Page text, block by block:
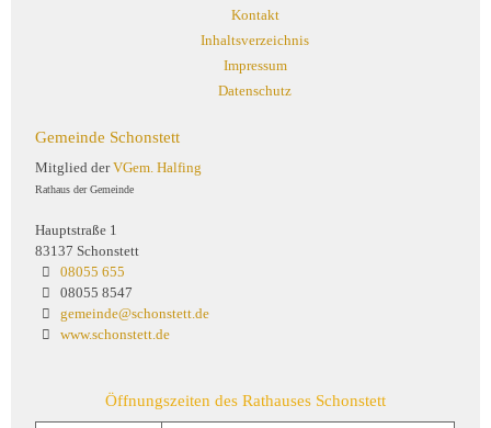
Kontakt
Inhaltsverzeichnis
Impressum
Datenschutz
Gemeinde Schonstett
Mitglied derVGem. Halfing
Rathaus der Gemeinde
Hauptstraße 1
83137 Schonstett
08055 655
08055 8547
gemeinde@schonstett.de
www.schonstett.de
Öffnungszeiten des Rathauses Schonstett